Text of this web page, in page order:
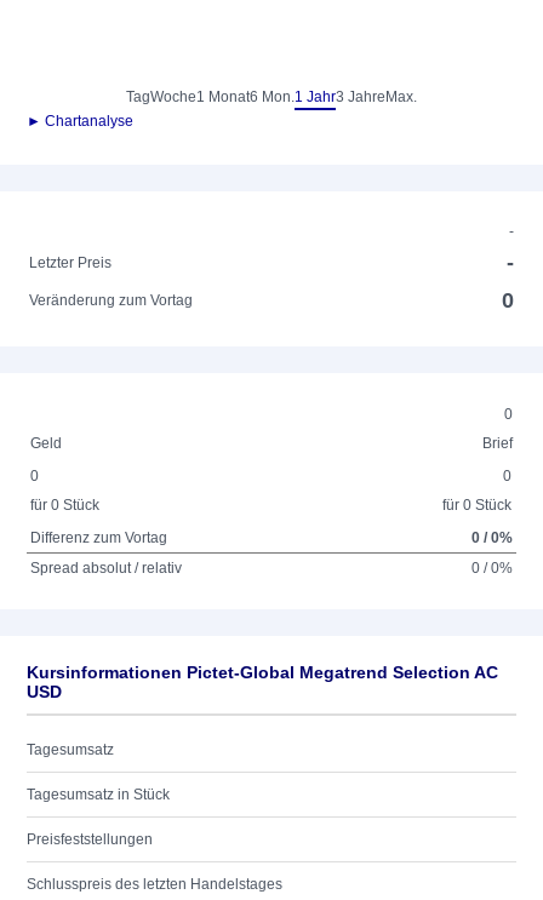
TagWoche1 Monat6 Mon.1 Jahr3 Jahre Max.
► Chartanalyse
-
Letzter Preis
-
Veränderung zum Vortag 0
0
Geld
Brief
0
für 0 Stück
0
für 0 Stück
Differenz zum Vortag
0 / 0%
Spread absolut / relativ
0 / 0%
Kursinformationen Pictet-Global Megatrend Selection AC
USD
Tagesumsatz
Tagesumsatz in Stück
Preisfeststellungen
Schlusspreis des letzten Handelstages